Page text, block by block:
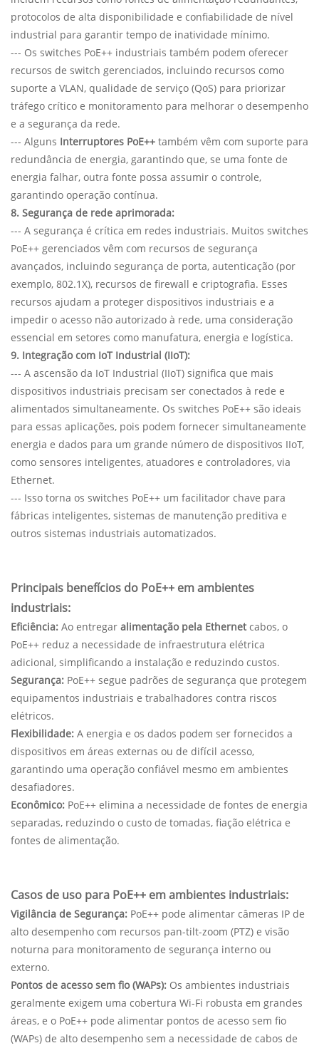
protocolos de alta disponibilidade e confiabilidade de nível
industrial para garantir tempo de inatividade mínimo.
--- Os switches PoE++ industriais também podem oferecer
recursos de switch gerenciados, incluindo recursos como
suporte a VLAN, qualidade de serviço (QoS) para priorizar
tráfego crítico e monitoramento para melhorar o desempenho
e a segurança da rede.
--- Alguns Interruptores PoE++ também vêm com suporte para
redundância de energia, garantindo que, se uma fonte de
energia falhar, outra fonte possa assumir o controle,
garantindo operação contínua.
8. Segurança de rede aprimorada:
--- A segurança é crítica em redes industriais. Muitos switches
PoE++ gerenciados vêm com recursos de segurança
avançados, incluindo segurança de porta, autenticação (por
exemplo, 802.1X), recursos de firewall e criptografia. Esses
recursos ajudam a proteger dispositivos industriais e a
impedir o acesso não autorizado à rede, uma consideração
essencial em setores como manufatura, energia e logística.
9. Integração com IoT Industrial (IIoT):
--- A ascensão da IoT Industrial (IIoT) significa que mais
dispositivos industriais precisam ser conectados à rede e
alimentados simultaneamente. Os switches PoE++ são ideais
para essas aplicações, pois podem fornecer simultaneamente
energia e dados para um grande número de dispositivos IIoT,
como sensores inteligentes, atuadores e controladores, via
Ethernet.
--- Isso torna os switches PoE++ um facilitador chave para
fábricas inteligentes, sistemas de manutenção preditiva e
outros sistemas industriais automatizados.
Principais benefícios do PoE++ em ambientes
industriais:
Eficiência: Ao entregar alimentação pela Ethernetcabos, o
PoE++ reduz a necessidade de infraestrutura elétrica
adicional, simplificando a instalação e reduzindo custos.
Segurança: PoE++ segue padrões de segurança que protegem
equipamentos industriais e trabalhadores contra riscos
elétricos.
Flexibilidade: A energia e os dados podem ser fornecidos a
dispositivos em áreas externas ou de difícil acesso,
garantindo uma operação confiável mesmo em ambientes
desafiadores.
Econômico: PoE++ elimina a necessidade de fontes de energia
separadas, reduzindo o custo de tomadas, fiação elétrica e
fontes de alimentação.
Casos de uso para PoE++ em ambientes industriais:
Vigilância de Segurança: PoE++ pode alimentar câmeras IP de
alto desempenho com recursos pan-tilt-zoom (PTZ) e visão
noturna para monitoramento de segurança interno ou
externo.
Pontos de acesso sem fio (WAPs): Os ambientes industriais
geralmente exigem uma cobertura Wi-Fi robusta em grandes
áreas, e o PoE++ pode alimentar pontos de acesso sem fio
(WAPs) de alto desempenho sem a necessidade de cabos de